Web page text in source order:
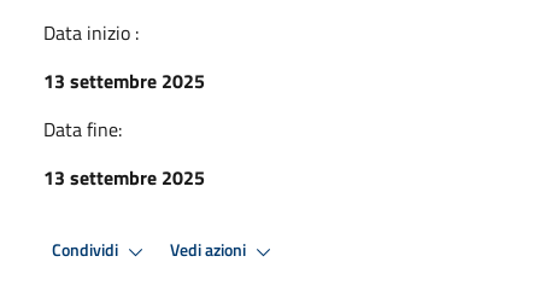
Data inizio :
13 settembre 2025
Data fine:
13 settembre 2025
Condividi Vedi azioni